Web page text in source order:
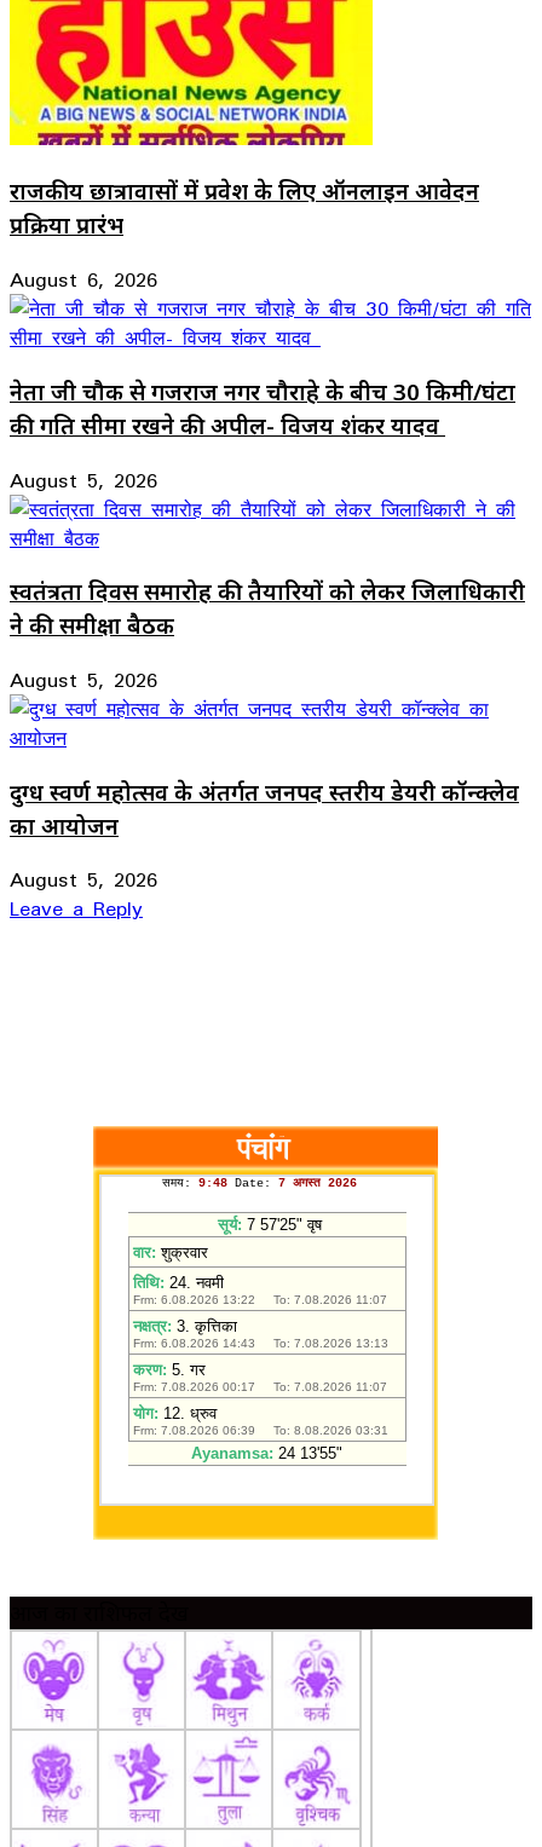
राजकीय छात्रावासों में प्रवेश के लिए ऑनलाइन आवेदन
प्रक्रिया प्रारंभ
August 6, 2026
नेता जी चौक से गजराज नगर चौराहे के बीच 30 किमी/घंटा
की गति सीमा रखने की अपील- विजय शंकर यादव
August 5, 2026
स्वतंत्रता दिवस समारोह की तैयारियों को लेकर जिलाधिकारी
ने की समीक्षा बैठक
August 5, 2026
दुग्ध स्वर्ण महोत्सव के अंतर्गत जनपद स्तरीय डेयरी कॉन्क्लेव
का आयोजन
August 5, 2026
Leave a Reply